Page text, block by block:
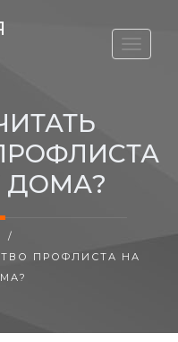
ДОМА?
/
ПРОФЛИСТА НА